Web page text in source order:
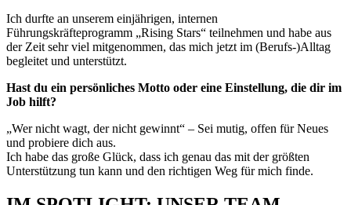
Ich durfte an unserem einjährigen, internen
Führungskräfteprogramm „Rising Stars“ teilnehmen und habe aus
der Zeit sehr viel mitgenommen, das mich jetzt im (Berufs-)Alltag
begleitet und unterstützt.
Hast du ein persönliches Motto oder eine Einstellung, die dir im
Job hilft?
„Wer nicht wagt, der nicht gewinnt“ – Sei mutig, offen für Neues
und probiere dich aus.
Ich habe das große Glück, dass ich genau das mit der größten
Unterstützung tun kann und den richtigen Weg für mich finde.